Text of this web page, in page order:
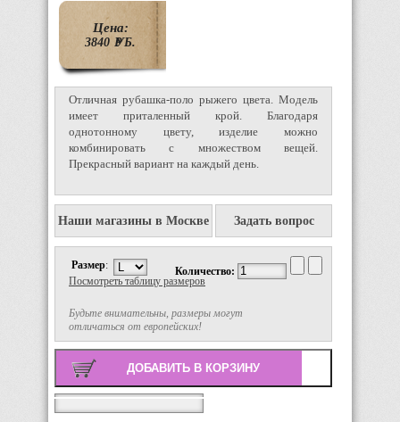
Цена:
3840 P
УБ.
Отличная рубашка-поло рыжего цвета. Модель
имеет приталенный крой. Благодаря
однотонному цвету, изделие можно
комбинировать с множеством вещей.
Прекрасный вариант на каждый день.
Наши магазины в Москве Задать вопрос
Размер:
Будьте внимательны, размеры могут
отличаться от европейских!
Посмотреть таблицу размеров
Количество:
Поиск